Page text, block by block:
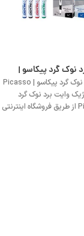
نوک گرد پیکاسو |
ماژیک وایت برد نوک گرد پیکاسو | Picasso
وایت برد نوک گرد